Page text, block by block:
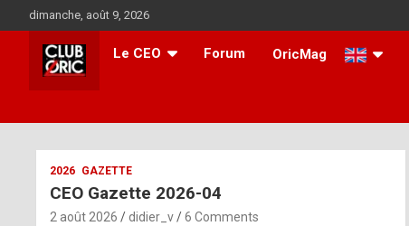
to
content
dimanche, août 9, 2026
Le CEO Forum OricMag
2026 GAZETTE
CEO Gazette 2026-04
2 août 2026 didier_v 6 Comments